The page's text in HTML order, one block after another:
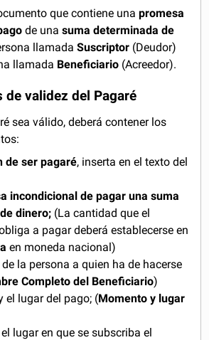
que contiene unapromesa
de unasuma determinada de
llamadaSuscriptor (Deudor)
llamada Beneficiario (Acreedor).
validez del Pagaré
sea válido, deberá contener los
de ser pagaré, inserta en el texto del
incondicional de pagar una suma
dinero; (La cantidad que el
a pagar deberá establecerse en
en moneda nacional)
de la persona a quien ha de hacerse
Completo del Beneficiario)
el lugar del pago; (Momento y lugar
lugar en que se subscriba el